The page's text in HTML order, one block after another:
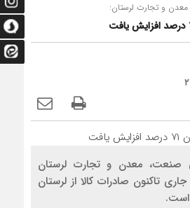
معدن و تجارت لرستان:
صنعت، معدن و تجارت لرستان
تاکنون صادرات کالا از لرستان